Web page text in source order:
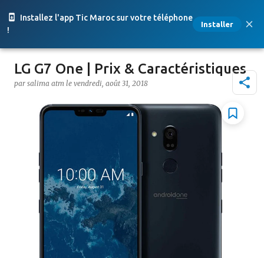
Installez l'app Tic Maroc sur votre téléphone
!
Installer
Accéder au contenu principal
LG G7 One | Prix & Caractéristiques
par salima atm le vendredi, août 31, 2018